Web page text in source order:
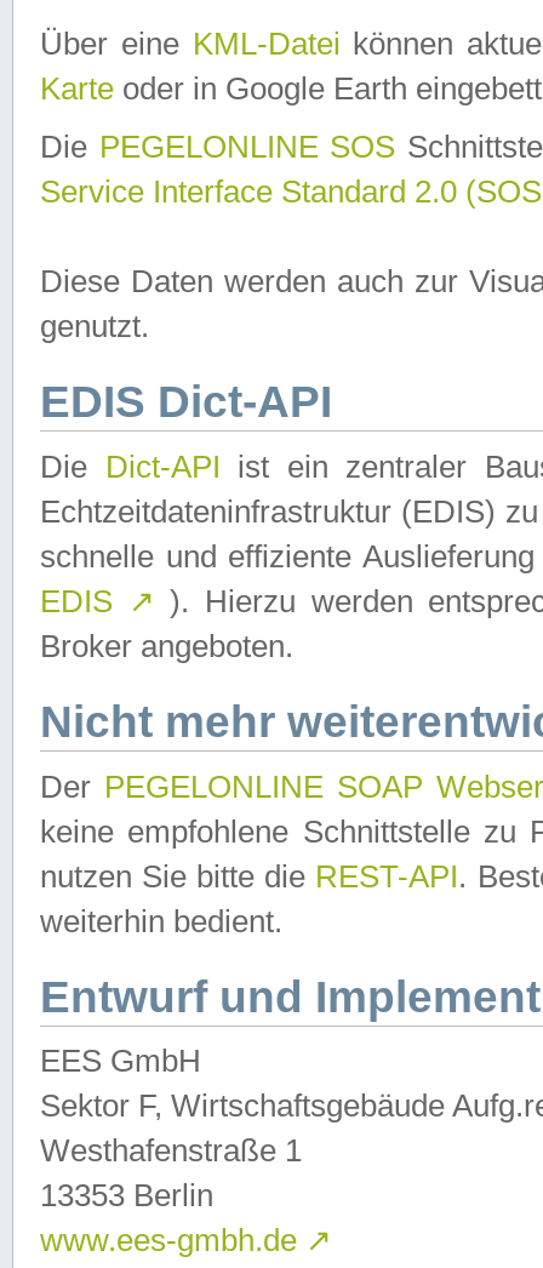
Über eine KML-Datei können
Karte oder in Google Earth
Die PEGELONLINE SOS
Service Interface Standard 2.0
Diese Daten werden auch zur
genutzt.
EDIS Dict-API
Die Dict-API ist ein zentraler
Echtzeitdateninfrastruktur (EDIS)
schnelle und effiziente
EDIS ↗ ). Hierzu werden
Broker angeboten.
Nicht mehr
Der PEGELONLINE SOAP
keine empfohlene Schnittstelle zu
nutzen Sie bitte die REST-API.
weiterhin bedient.
Entwurf und
EES GmbH
Sektor F, Wirtschaftsgebäude
Westhafenstraße 1
13353 Berlin
www.ees-gmbh.de ↗